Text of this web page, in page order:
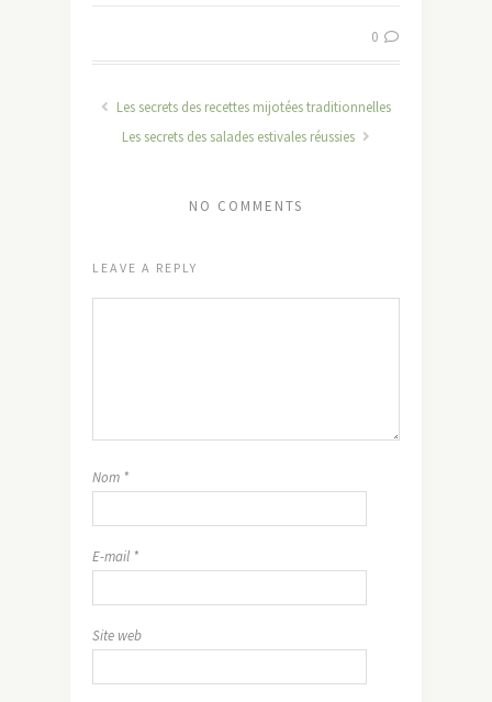
0
Les secrets des recettes mijotées traditionnelles
Les secrets des salades estivales réussies
NO COMMENTS
LEAVE A REPLY
Nom *
E-mail *
Site web